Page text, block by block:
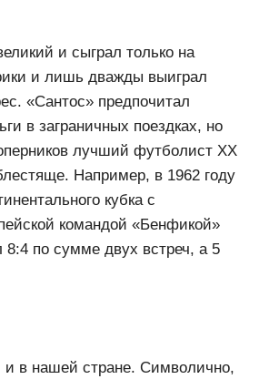
и сыграл только на
и лишь дважды выиграл
«Сантос» предпочитал
в заграничных поездках, но
лучший футболист ХХ
Например, в 1962 году
кубка с
командой «Бенфикой»
8:4 по сумме двух встреч, а 5
и в нашей стране. Символично,